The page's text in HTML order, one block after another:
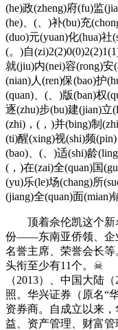
(he)政(zheng)府(fu)监
(he)、(、)补(bu)充
(duo)元(yuan)化(hua)社
(。)自
就(jiu)内(nei)容(rong)安
(nian)人(ren)保(bao)护
(quan)、(、)版(ban)权
逐(zhu)步(bu)建(jian)立
(zhi)，(，)并(bing)制
(ti)醒(xing)视(shi)频
(bao)、(、)适(shi)龄
(，)在(zai)全(quan)国
(yu)乐(le)场(chang)所
(jiang)全(quan)面(mian)
顶着佘伦凯这个新
份——东南亚侨领、企
名誉主席、荣誉会长
头衔至少有11个。☠
（2013）、中国大陆
照。华兴证券（原名“
资券商。自成立以来
益、资产管理、财富管